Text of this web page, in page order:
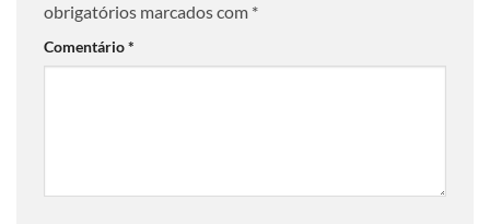
obrigatórios marcados com *
Comentário*